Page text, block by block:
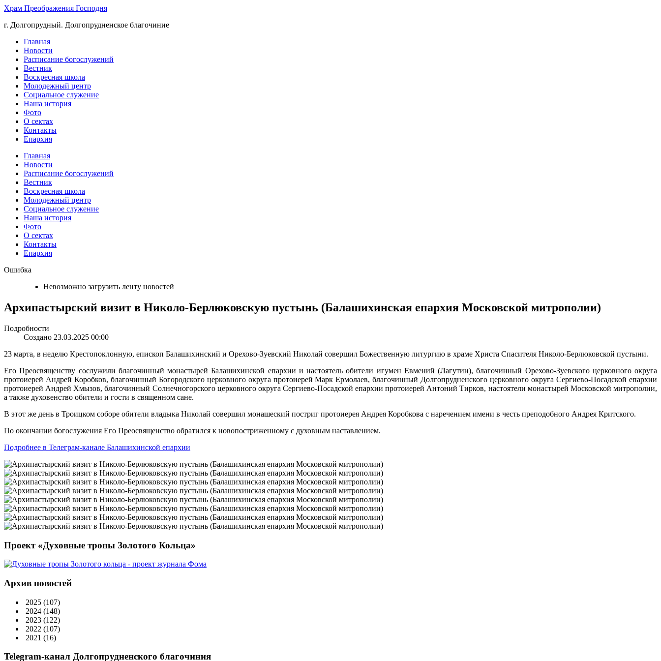
Храм Преображения Господня
г. Долгопрудный. Долгопрудненское благочиние
Главная
Новости
Расписание богослужений
Вестник
Воскресная школа
Молодежный центр
Социальное служение
Наша история
Фото
О сектах
Контакты
Епархия
Главная
Новости
Расписание богослужений
Вестник
Воскресная школа
Молодежный центр
Социальное служение
Наша история
Фото
О сектах
Контакты
Епархия
Ошибка
Невозможно загрузить ленту новостей
Архипастырский визит в Николо-Берлюковскую пустынь (Балашихинская епархия Московской митрополии)
Подробности
Создано 23.03.2025 00:00
23 марта, в неделю Крестопоклонную, епископ Балашихинский и Орехово-Зуевский Николай совершил Божественную литургию в храме Христа Спасителя Николо-Берлюковской пустыни.
Его Преосвященству сослужили благочинный монастырей Балашихинской епархии и настоятель обители игумен Евмений (Лагутин), благочинный Орехово-Зуевского церковного округа
протоиерей Андрей Коробков, благочинный Богородского церковного округа протоиерей Марк Ермолаев, благочинный Долгопрудненского церковного округа Сергиево-Посадской епархии
протоиерей Андрей Хмызов, благочинный Солнечногорского церковного округа Сергиево-Посадской епархии протоиерей Антоний Тирков, настоятели монастырей Московской митрополии,
а также духовенство обители и гости в священном сане.
В этот же день в Троицком соборе обители владыка Николай совершил монашеский постриг протоиерея Андрея Коробкова с наречением имени в честь преподобного Андрея Критского.
По окончании богослужения Его Преосвященство обратился к новопостриженному с духовным наставлением.
Подробнее в Телеграм-канале Балашихинской епархии
Проект «Духовные тропы Золотого Кольца»
Архив новостей
2025 (107)
2024 (148)
2023 (122)
2022 (107)
2021 (16)
Telegram-канал Долгопрудненского благочиния